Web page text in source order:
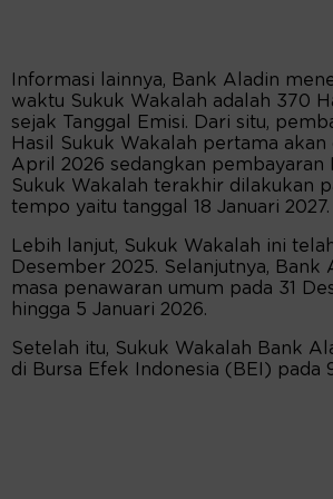
Informasi lainnya, Bank Aladin
waktu Sukuk Wakalah adalah 370
sejak Tanggal Emisi. Dari situ,
Hasil Sukuk Wakalah pertama akan
April 2026 sedangkan pembayaran
Sukuk Wakalah terakhir dilakukan
tempo yaitu tanggal 18 Januari 2027.
Lebih lanjut, Sukuk Wakalah ini
Desember 2025. Selanjutnya, Bank
masa penawaran umum pada 31
hingga 5 Januari 2026.
Setelah itu, Sukuk Wakalah Bank
di Bursa Efek Indonesia (BEI) pada